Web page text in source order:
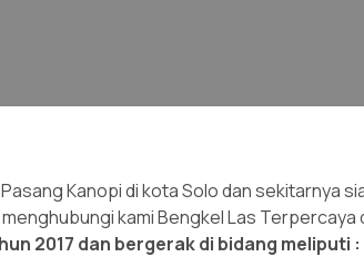
Kanopi di kota Solo dan sekitarnya
kami Bengkel Las Terpercaya
2017 dan bergerak di bidang meliputi :